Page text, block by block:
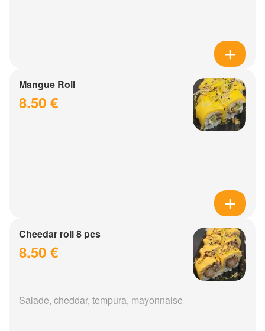
Mangue Roll
8.50 €
Cheedar roll 8 pcs
8.50 €
Salade, cheddar, tempura, mayonnaise